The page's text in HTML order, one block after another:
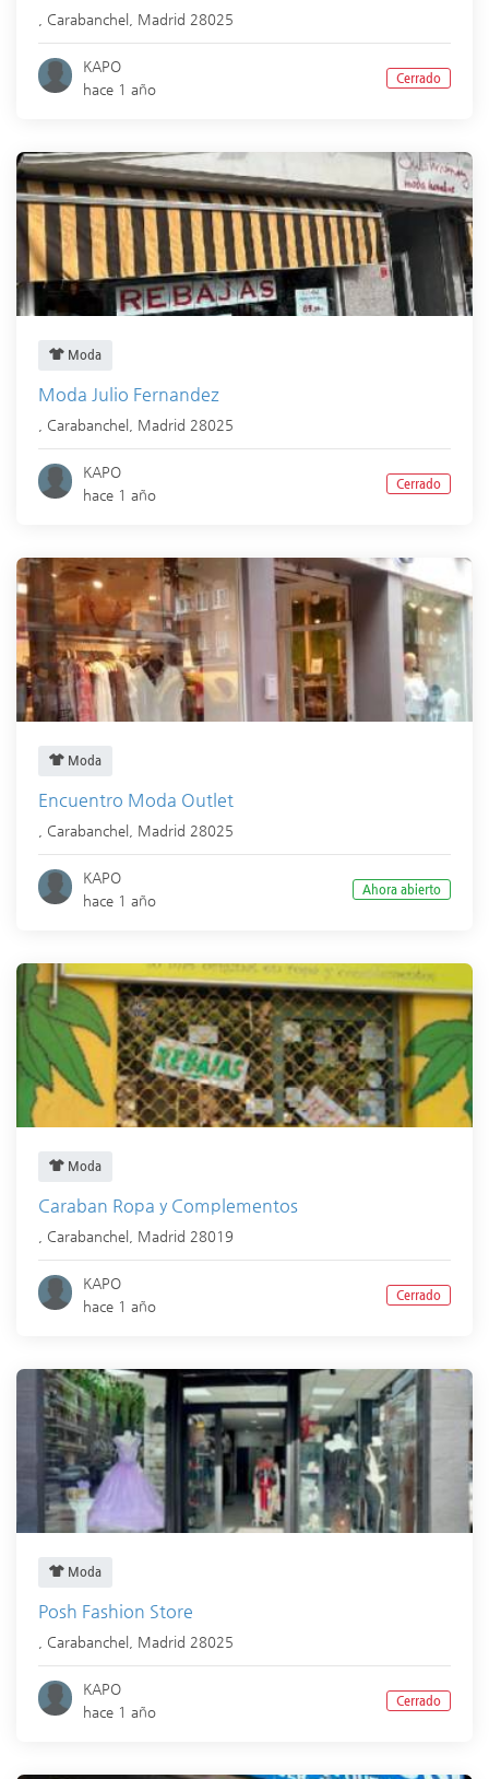
Carabanchel Madrid 28025
KAPO
hace 1 año
Cerrado
Moda
Moda Julio Fernandez
Carabanchel Madrid 28025
KAPO
hace 1 año
Cerrado
Moda
Encuentro Moda Outlet
Carabanchel Madrid 28025
KAPO
hace 1 año
Ahora abierto
Moda
Caraban Ropa y Complementos
Carabanchel Madrid 28019
KAPO
hace 1 año
Cerrado
Moda
Posh Fashion Store
Carabanchel Madrid 28025
KAPO
hace 1 año
Cerrado